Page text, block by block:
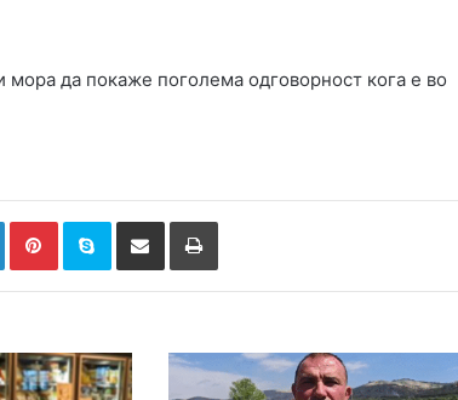
да покаже поголема одговорност кога е во
LinkedInPinterestSkype Сподели преку Е-маил Испринтај